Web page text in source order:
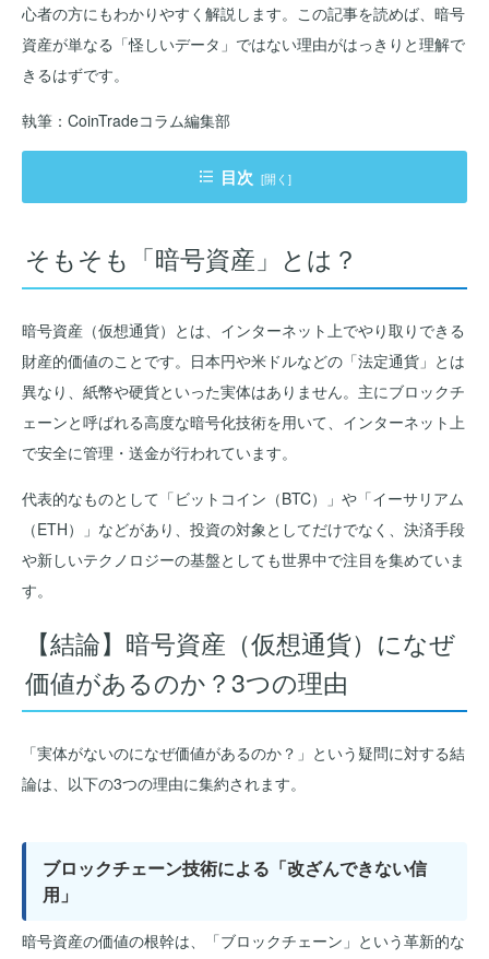
心者の方にもわかりやすく解説します。この記事を読めば、暗号
資産が単なる「怪しいデータ」ではない理由がはっきりと理解で
きるはずです。
執筆：CoinTradeコラム編集部
目次
【結論】暗号資産（仮想通貨）になぜ価値があるのか？3つの理
由
「価値がある」のになぜ価格が激しく上下するの？
いまだに「怪しい」「価値がない」と言われがちな理由
単なるブームじゃない？暗号資産の将来性と今後の見通し
暗号資産の価値に関するよくある質問（Q&A）
まとめ：暗号資産の価値は多面的。仕組みを理解して投資判断
を
そもそも「暗号資産」とは？
暗号資産（仮想通貨）とは、インターネット上でやり取りできる
財産的価値のことです。日本円や米ドルなどの「法定通貨」とは
異なり、紙幣や硬貨といった実体はありません。主にブロックチ
ェーンと呼ばれる高度な暗号化技術を用いて、インターネット上
で安全に管理・送金が行われています。
代表的なものとして「ビットコイン（BTC）」や「イーサリアム
（ETH）」などがあり、投資の対象としてだけでなく、決済手段
や新しいテクノロジーの基盤としても世界中で注目を集めていま
す。
【結論】暗号資産（仮想通貨）になぜ
価値があるのか？3つの理由
「実体がないのになぜ価値があるのか？」という疑問に対する結
論は、以下の3つの理由に集約されます。
ブロックチェーン技術による「改ざんできない信
用」
暗号資産の価値の根幹は、「ブロックチェーン」という革新的な